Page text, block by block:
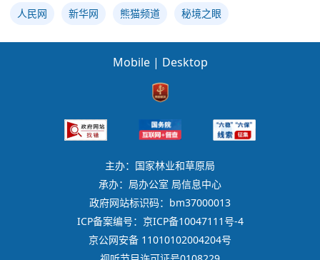
人民网 新华网 熊猫频道 秘境之眼
Mobile | Desktop
主办：国家林业和草原局
承办：局办公室 局信息中心
政府网站标识码：bm37000013
ICP备案编号：京ICP备10047111号-4
京公网安备 11010102004204号